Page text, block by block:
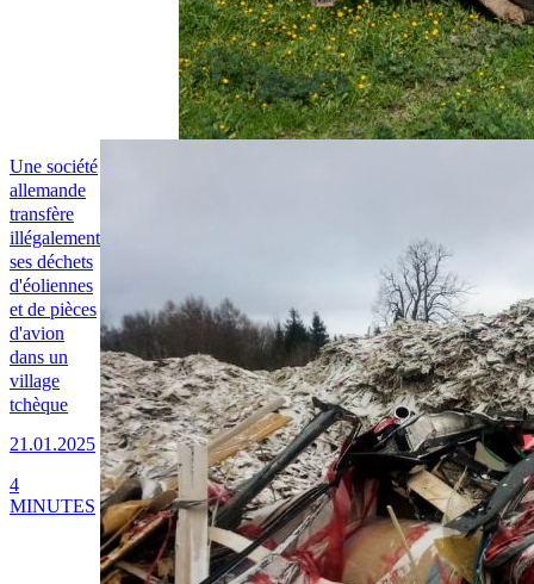
Une société
allemande
transfère
illégalement
ses déchets
d'éoliennes
et de pièces
d'avion
dans un
village
tchèque
21.01.2025
4
MINUTES